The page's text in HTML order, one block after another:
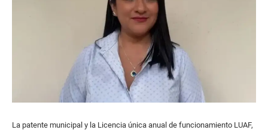
La patente municipal y la Licencia única anual de funcionamiento LUAF,